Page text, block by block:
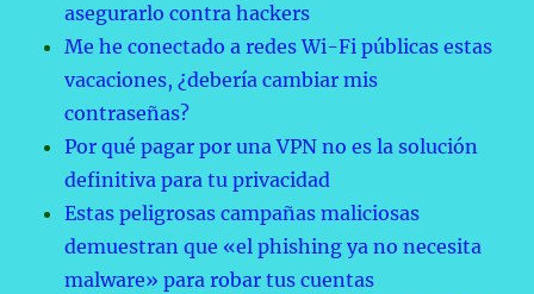
asegurarlo contra hackers
Me he conectado a redes Wi-Fi públicas estas
vacaciones, ¿debería cambiar mis
contraseñas?
Por qué pagar por una VPN no es la solución
definitiva para tu privacidad
Estas peligrosas campañas maliciosas
demuestran que «el phishing ya no necesita
malware» para robar tus cuentas